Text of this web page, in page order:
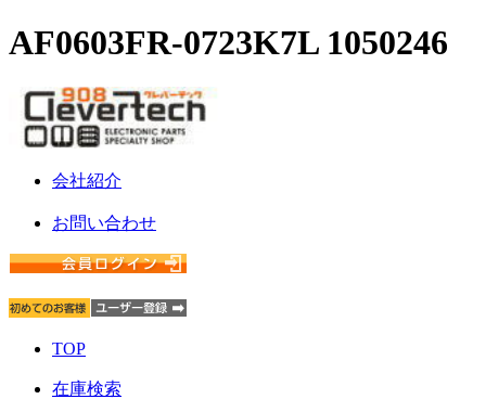
AF0603FR-0723K7L 1050246
会社紹介
お問い合わせ
TOP
在庫検索